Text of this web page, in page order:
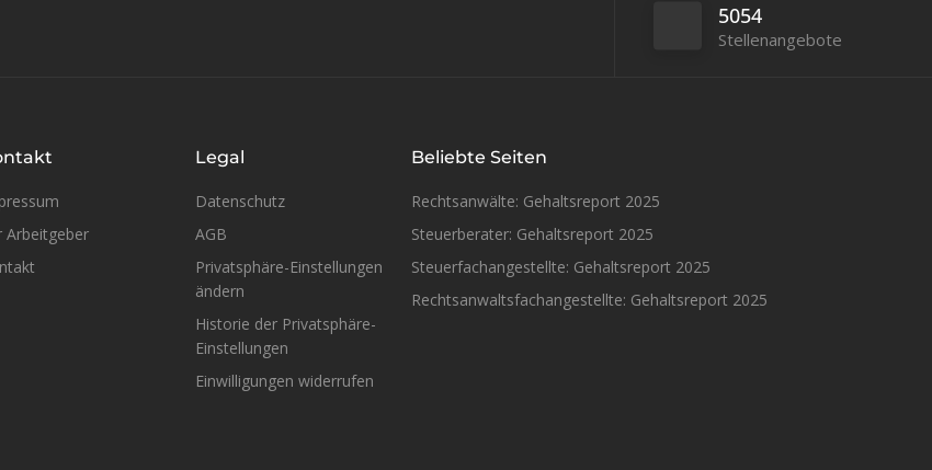
5054
Stellenangebote
Arbeitgeber
Legal
Datenschutz
AGB
Privatsphäre-Einstellungen
ändern
Historie der Privatsphäre-
Einstellungen
Einwilligungen widerrufen
Beliebte Seiten
Rechtsanwälte: Gehaltsreport 2025
Steuerberater: Gehaltsreport 2025
Steuerfachangestellte: Gehaltsreport 2025
Rechtsanwaltsfachangestellte: Gehaltsreport 2025